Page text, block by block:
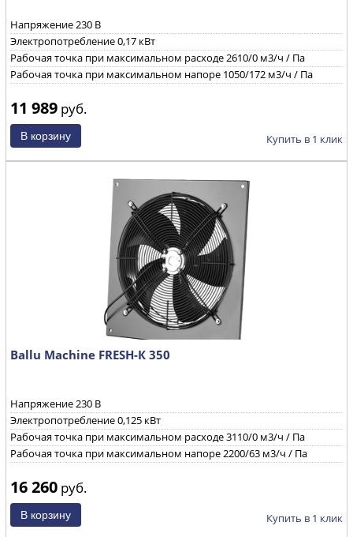
Напряжение 230 B
Электропотребление 0,17 кВт
Рабочая точка при максимальном расходе 2610/0 м3/ч / Па
Рабочая точка при максимальном напоре 1050/172 м3/ч / Па
11 989 руб.
Купить в 1 клик
Ballu Machine FRESH-К 350
Напряжение 230 B
Электропотребление 0,125 кВт
Рабочая точка при максимальном расходе 3110/0 м3/ч / Па
Рабочая точка при максимальном напоре 2200/63 м3/ч / Па
16 260 руб.
Купить в 1 клик